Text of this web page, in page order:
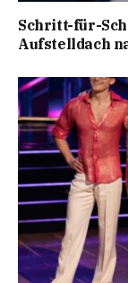
Schritt-für-
Aufstelldach